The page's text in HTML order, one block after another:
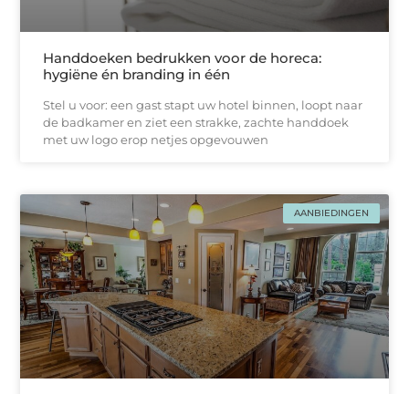
Handdoeken bedrukken voor de horeca:
hygiëne én branding in één
Stel u voor: een gast stapt uw hotel binnen, loopt naar
de badkamer en ziet een strakke, zachtе handdoek
met uw logo erop netjes opgevouwen
AANBIEDINGEN